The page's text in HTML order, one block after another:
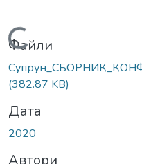
Вантажиться...
Файли
(382.87 KB)
Дата
2020
Автори